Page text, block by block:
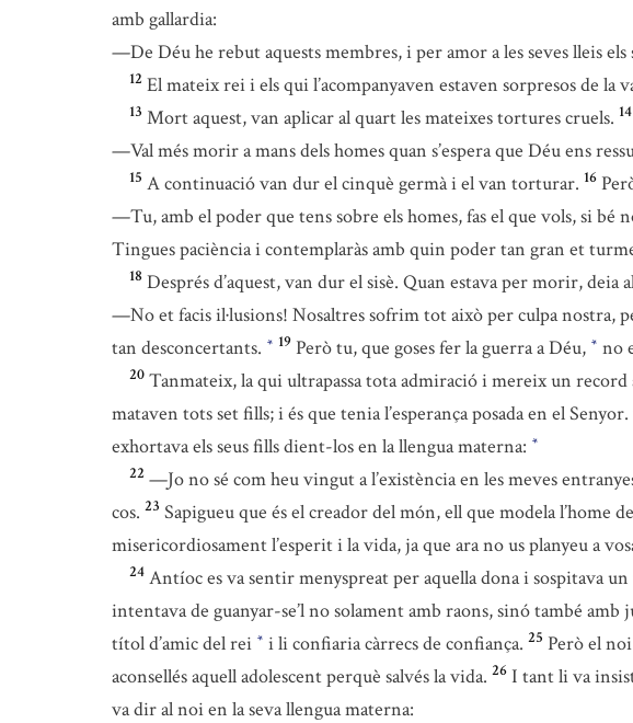
amb gallardia:
—De Déu he rebut aquests membres, i per amor a les seves lleis
12 El mateix rei i els qui l’acompanyaven estaven sorpresos de
13 Mort aquest, van aplicar al quart les mateixes tortures cruels. 14
—Val més morir a mans dels homes quan s’espera que Déu ens
15 A continuació van dur el cinquè germà i el van torturar. 16
—Tu, amb el poder que tens sobre els homes, fas el que vols, si bé
Tingues paciència i contemplaràs amb quin poder tan gran et
18 Després d’aquest, van dur el sisè. Quan estava per morir, deia
—No et facis il·lusions! Nosaltres sofrim tot això per culpa nostra,
tan desconcertants. * 19 Però tu, que goses fer la guerra a Déu, * no
20 Tanmateix, la qui ultrapassa tota admiració i mereix un record
mataven tots set fills; i és que tenia l’esperança posada en el Senyor.
exhortava els seus fills dient-los en la llengua materna: *
22 —Jo no sé com heu vingut a l’existència en les meves
cos. 23 Sapigueu que és el creador del món, ell que modela l’home
misericordiosament l’esperit i la vida, ja que ara no us planyeu a
24 Antíoc es va sentir menyspreat per aquella dona i sospitava
intentava de guanyar-se’l no solament amb raons, sinó també
títol d’amic del rei * i li confiaria càrrecs de confiança. 25 Però el
aconsellés aquell adolescent perquè salvés la vida. 26 I tant li va
va dir al noi en la seva llengua materna: